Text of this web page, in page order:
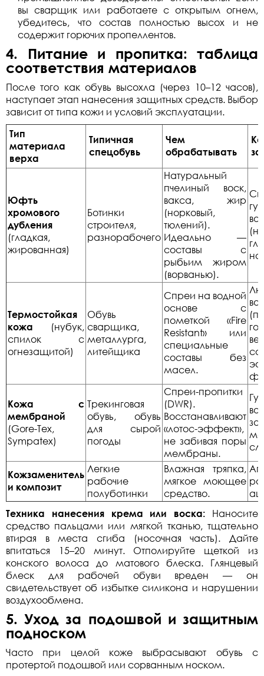
вы сварщик или работаете с открытым огнем,
убедитесь, что состав полностью высох и не
содержит горючих пропеллентов.
4. Питание и пропитка: таблица
соответствия материалов
После того как обувь высохла (через 10–12 часов),
наступает этап нанесения защитных средств. Выбор
зависит от типа кожи и условий эксплуатации.
Тип
материала
верха
Типичная
спецобувь
Чем
обрабатывать
Юфть
хромового
дубления
(гладкая,
жированная)
Ботинки
строителя,
разнорабочего
Натуральный
пчелиный воск,
вакса, жир
(норковый,
тюлений).
Идеально —
составы с
рыбьим жиром
(ворванью).
Термостойкая
кожа (нубук,
спилок с
огнезащитой)
Обувь
сварщика,
металлурга,
литейщика
Спреи на водной
основе с
пометкой «Fire
Resistant» или
специальные
составы без
масел.
Кожа с
мембраной
(Gore-Tex,
Sympatex)
Трекинговая
обувь, обувь
для сырой
погоды
Спреи-пропитки
(DWR).
Восстанавливают
«лотос-эффект»,
не забивая поры
мембраны.
Кожзаменитель
и композит
Легкие
рабочие
полуботинки
Влажная тряпка,
мягкое моющее
средство.
Техника нанесения крема или воска: Наносите
средство пальцами или мягкой тканью, тщательно
втирая в места сгиба (носочная часть). Дайте
впитаться 15–20 минут. Отполируйте щеткой из
конского волоса до матового блеска. Глянцевый
блеск для рабочей обуви вреден — он
свидетельствует об избытке силикона и нарушении
воздухообмена.
5. Уход за подошвой и защитным
подноском
Часто при целой коже выбрасывают обувь с
протертой подошвой или сорванным носком.